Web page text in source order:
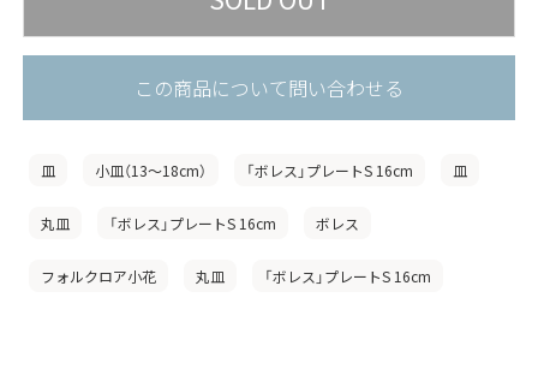
この商品について問い合わせる
皿 小皿（13〜18cm） 「ボレス」プレートS 16cm 皿
丸皿 「ボレス」プレートS 16cm ボレス
フォルクロア小花 丸皿 「ボレス」プレートS 16cm